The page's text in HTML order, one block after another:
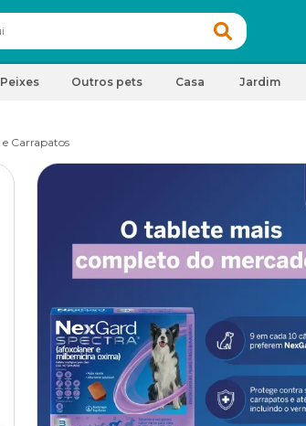
Peixes Outros pets Casa Jardim
Carrapatos